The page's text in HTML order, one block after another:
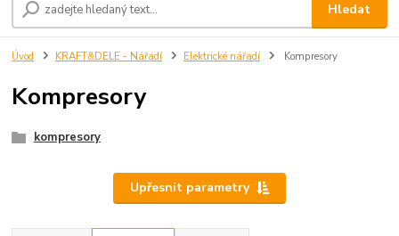
Hledat
Úvod KRAFT&DELE - Nářadí Elektrické nářadí Kompresory
Kompresory
kompresory
Upřesnit parametry